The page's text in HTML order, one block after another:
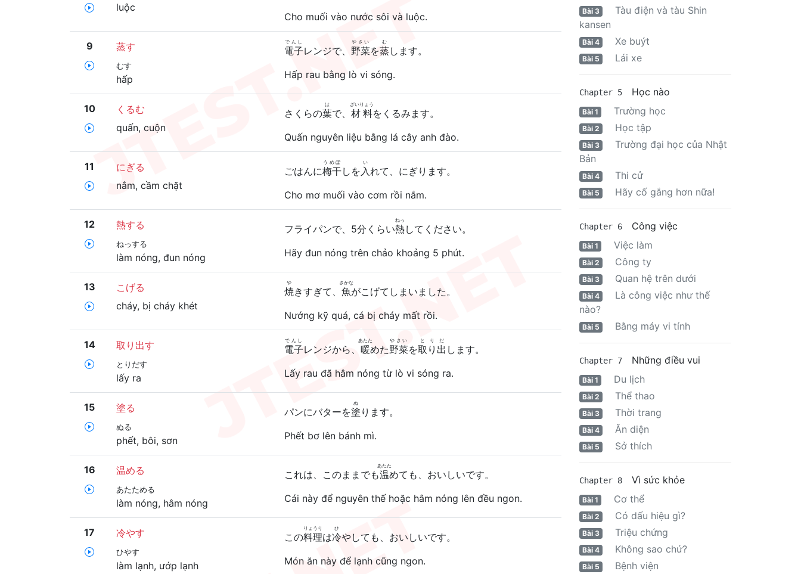
luộc
Cho muối vào nước sôi và luộc.
9 蒸す
むす
hấp
電子
でんし
レンジで、 野菜
やさい
を蒸
む
します。
Hấp rau bằng lò vi sóng.
10
くるむ
quấn, cuộn
さくらの葉
は
で、 材料
ざいりょう
をくるみます。
Quấn nguyên liệu bằng lá cây anh đào.
11
にぎる
nắm, cầm chặt
ごはんに梅干
うめぼ
しを入
い
れて、にぎります。
Cho mơ muối vào cơm rồi nắm.
12 熱する
ねっする
làm nóng, đun nóng
フライパンで、5分くらい熱
ねっ
してください。
Hãy đun nóng trên chảo khoảng 5 phút.
13
こげる
cháy, bị cháy khét
焼
や
きすぎて、 魚
さかな
がこげてしまいました。
Nướng kỹ quá, cá bị cháy mất rồi.
14 取り出す
とりだす
lấy ra
電子
でんし
レンジから、 暖
あたた
めた野菜
やさい
を取り出
とりだ
します。
Lấy rau đã hâm nóng từ lò vi sóng ra.
15 塗る
ぬる
phết, bôi, sơn
パンにバターを塗
ぬ
ります。
Phết bơ lên bánh mì.
16 温める
あたためる
làm nóng, hâm nóng
これは、このままでも温
あたた
めても、おいしいです。
Cái này để nguyên thế hoặc hâm nóng lên đều ngon.
17 冷やす
ひやす
làm lạnh, ướp lạnh
この料理
りょうり
は冷
ひ
やしても、おいしいです。
Món ăn này để lạnh cũng ngon.
Bài 3
Tàu điện và tàu Shin
kansen
Bài 4 Xe buýt
Bài 5 Lái xe
Chapter 5 Học nào
Bài 1 Trường học
Bài 2 Học tập
Bài 3
Trường đại học của Nhật
Bản
Bài 4 Thi cử
Bài 5 Hãy cố gắng hơn nữa!
Chapter 6 Công việc
Bài 1 Việc làm
Bài 2 Công ty
Bài 3 Quan hệ trên dưới
Bài 4
Là công việc như thế
nào?
Bài 5 Bằng máy vi tính
Chapter 7 Những điều vui
Bài 1 Du lịch
Bài 2 Thể thao
Bài 3 Thời trang
Bài 4 Ăn diện
Bài 5 Sở thích
Chapter 8 Vì sức khỏe
Bài 1 Cơ thể
Bài 2 Có dấu hiệu gì?
Bài 3 Triệu chứng
Bài 4 Không sao chứ?
Bài 5 Bệnh viện